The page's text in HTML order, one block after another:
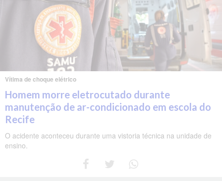
Vítima de choque elétrico
Homem morre eletrocutado durante
manutenção de ar-condicionado em escola do
Recife
O acidente aconteceu durante uma vistoria técnica na unidade de
ensino.